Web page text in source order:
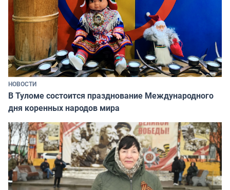
НОВОСТИ
В Туломе состоится празднование Международного
дня коренных народов мира